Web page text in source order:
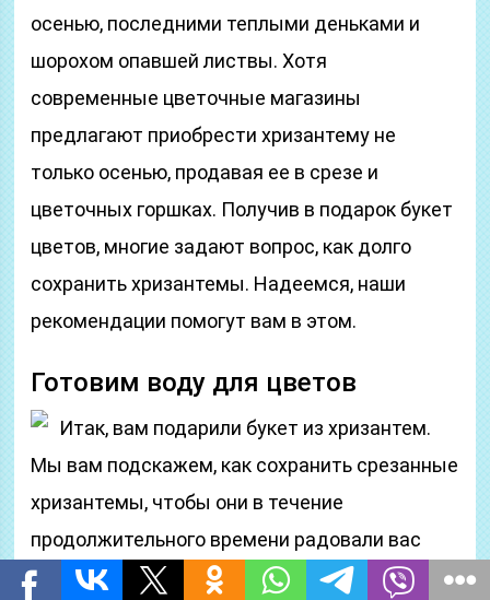
осенью, последними теплыми деньками и
шорохом опавшей листвы. Хотя
современные цветочные магазины
предлагают приобрести хризантему не
только осенью, продавая ее в срезе и
цветочных горшках. Получив в подарок букет
цветов, многие задают вопрос, как долго
сохранить хризантемы. Надеемся, наши
рекомендации помогут вам в этом.
Готовим воду для цветов
Итак, вам подарили букет из хризантем.
Мы вам подскажем, как сохранить срезанные
хризантемы, чтобы они в течение
продолжительного времени радовали вас
своим изяществом и необыкновенным